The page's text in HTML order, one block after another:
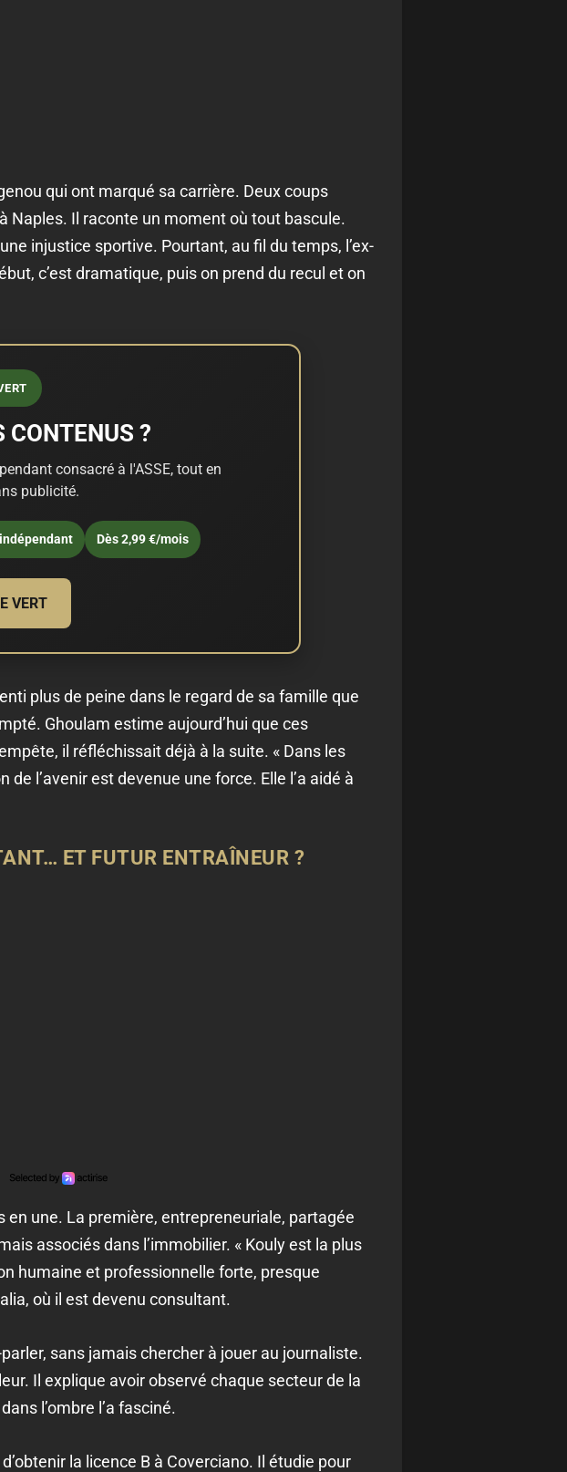
qui ont marqué sa carrière. Deux coups
Naples. Il raconte un moment où tout bascule.
injustice sportive. Pourtant, au fil du temps, l’ex-
c’est dramatique, puis on prend du recul et on
CONTENUS ?
consacré à l'ASSE, tout en
publicité.
Dès 2,99 €/mois
VERT
plus de peine dans le regard de sa famille que
Ghoulam estime aujourd’hui que ces
il réfléchissait déjà à la suite. « Dans les
l’avenir est devenue une force. Elle l’a aidé à
ET FUTUR ENTRAÎNEUR ?
en une. La première, entrepreneuriale, partagée
associés dans l’immobilier. « Kouly est la plus
humaine et professionnelle forte, presque
où il est devenu consultant.
sans jamais chercher à jouer au journaliste.
Il explique avoir observé chaque secteur de la
l’ombre l’a fasciné.
la licence B à Coverciano. Il étudie pour